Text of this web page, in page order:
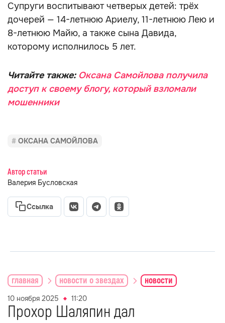
Супруги воспитывают четверых детей: трёх
дочерей — 14-летнюю Ариелу, 11-летнюю Лею и
8-летнюю Майю, а также сына Давида,
которому исполнилось 5 лет.
Читайте также: Оксана Самойлова получила
доступ к своему блогу, который взломали
мошенники
ОКСАНА САМОЙЛОВА
Автор статьи
Валерия Бусловская
Ссылка
главная новости о звездах новости
10 ноября 2025 11:20
Прохор Шаляпин дал